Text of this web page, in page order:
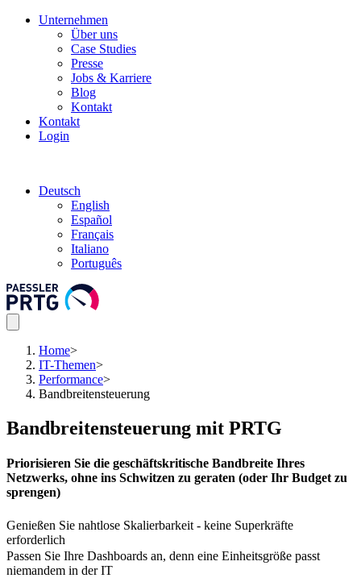
Unternehmen
Über uns
Case Studies
Presse
Jobs & Karriere
Blog
Kontakt
Kontakt
Login
Deutsch
English
Español
Français
Italiano
Português
Home>
IT-Themen>
Performance>
Bandbreitensteuerung
Bandbreitensteuerung mit PRTG
Priorisieren Sie die geschäftskritische Bandbreite Ihres
Netzwerks, ohne ins Schwitzen zu geraten (oder Ihr Budget zu
sprengen)
Genießen Sie nahtlose Skalierbarkeit - keine Superkräfte
erforderlich
Passen Sie Ihre Dashboards an, denn eine Einheitsgröße passt
niemandem in der IT